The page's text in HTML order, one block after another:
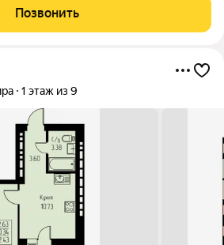
и 9 м.кв. Кухня 7,7 м.кв. В
Позвонить
1 этаж из 9